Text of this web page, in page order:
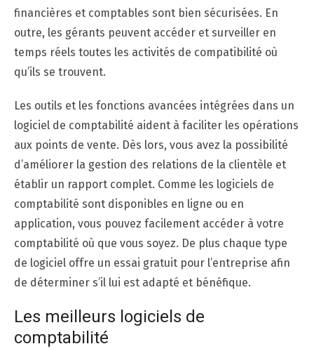
financières et comptables sont bien sécurisées. En
outre, les gérants peuvent accéder et surveiller en
temps réels toutes les activités de compatibilité où
qu’ils se trouvent.
Les outils et les fonctions avancées intégrées dans un
logiciel de comptabilité aident à faciliter les opérations
aux points de vente. Dès lors, vous avez la possibilité
d’améliorer la gestion des relations de la clientèle et
établir un rapport complet. Comme les logiciels de
comptabilité sont disponibles en ligne ou en
application, vous pouvez facilement accéder à votre
comptabilité où que vous soyez. De plus chaque type
de logiciel offre un essai gratuit pour l’entreprise afin
de déterminer s’il lui est adapté et bénéfique.
Les meilleurs logiciels de
comptabilité